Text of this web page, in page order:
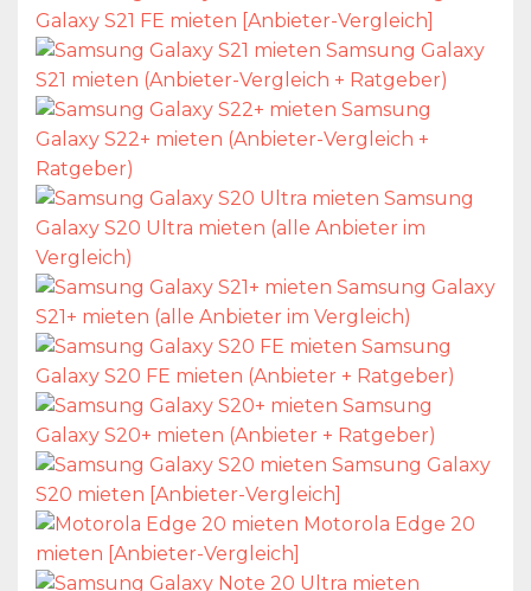
Galaxy S21 FE mieten [Anbieter-Vergleich]
Samsung Galaxy
S21 mieten (Anbieter-Vergleich + Ratgeber)
Samsung
Galaxy S22+ mieten (Anbieter-Vergleich +
Ratgeber)
Samsung
Galaxy S20 Ultra mieten (alle Anbieter im
Vergleich)
Samsung Galaxy
S21+ mieten (alle Anbieter im Vergleich)
Samsung
Galaxy S20 FE mieten (Anbieter + Ratgeber)
Samsung
Galaxy S20+ mieten (Anbieter + Ratgeber)
Samsung Galaxy
S20 mieten [Anbieter-Vergleich]
Motorola Edge 20
mieten [Anbieter-Vergleich]